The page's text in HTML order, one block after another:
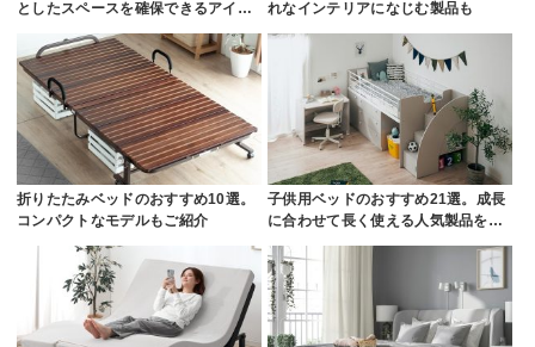
としたスペースを確保できるアイ…
れなインテリアになじむ製品も
折りたたみベッドのおすすめ10選。
コンパクトなモデルもご紹介
子供用ベッドのおすすめ21選。成長
に合わせて長く使える人気製品を…